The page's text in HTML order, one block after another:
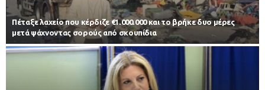
Πέταξε λαχείο που κέρδιζε €1.000.000 και το βρήκε δυο μέρες
μετά ψάχνοντας σορούς από σκουπίδια